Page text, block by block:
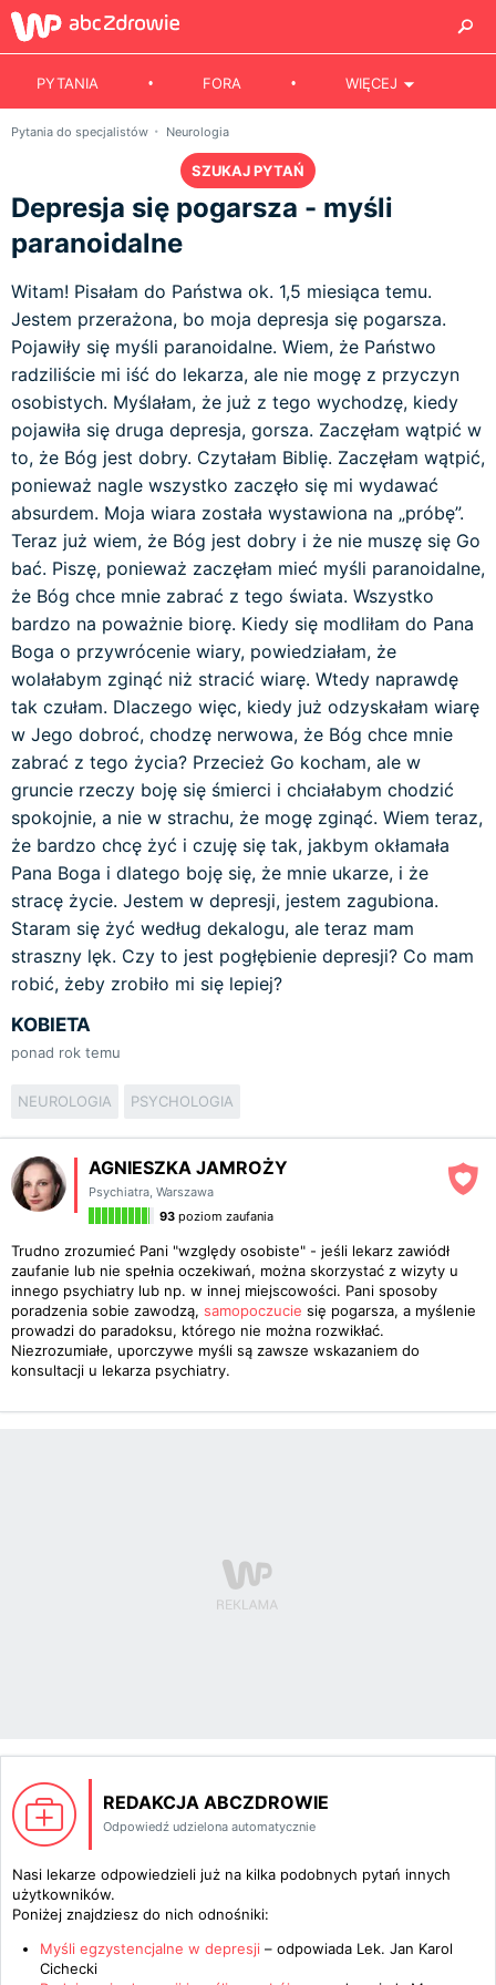
PYTANIA FORA WIĘCEJ
Pytania do specjalistów Neurologia
SZUKAJ PYTAŃ
Depresja się pogarsza - myśli
paranoidalne
Witam! Pisałam do Państwa ok. 1,5 miesiąca temu.
Jestem przerażona, bo moja depresja się pogarsza.
Pojawiły się myśli paranoidalne. Wiem, że Państwo
radziliście mi iść do lekarza, ale nie mogę z przyczyn
osobistych. Myślałam, że już z tego wychodzę, kiedy
pojawiła się druga depresja, gorsza. Zaczęłam wątpić w
to, że Bóg jest dobry. Czytałam Biblię. Zaczęłam wątpić,
ponieważ nagle wszystko zaczęło się mi wydawać
absurdem. Moja wiara została wystawiona na „próbę”.
Teraz już wiem, że Bóg jest dobry i że nie muszę się Go
bać. Piszę, ponieważ zaczęłam mieć myśli paranoidalne,
że Bóg chce mnie zabrać z tego świata. Wszystko
bardzo na poważnie biorę. Kiedy się modliłam do Pana
Boga o przywrócenie wiary, powiedziałam, że
wolałabym zginąć niż stracić wiarę. Wtedy naprawdę
tak czułam. Dlaczego więc, kiedy już odzyskałam wiarę
w Jego dobroć, chodzę nerwowa, że Bóg chce mnie
zabrać z tego życia? Przecież Go kocham, ale w
gruncie rzeczy boję się śmierci i chciałabym chodzić
spokojnie, a nie w strachu, że mogę zginąć. Wiem teraz,
że bardzo chcę żyć i czuję się tak, jakbym okłamała
Pana Boga i dlatego boję się, że mnie ukarze, i że
stracę życie. Jestem w depresji, jestem zagubiona.
Staram się żyć według dekalogu, ale teraz mam
straszny lęk. Czy to jest pogłębienie depresji? Co mam
robić, żeby zrobiło mi się lepiej?
KOBIETA
ponad rok temu
NEUROLOGIA PSYCHOLOGIA
AGNIESZKA JAMROŻY
Psychiatra, Warszawa
93 poziom zaufania
Trudno zrozumieć Pani "względy osobiste" - jeśli lekarz zawiódł
zaufanie lub nie spełnia oczekiwań, można skorzystać z wizyty u
innego psychiatry lub np. w innej miejscowości. Pani sposoby
poradzenia sobie zawodzą, samopoczucie się pogarsza, a myślenie
prowadzi do paradoksu, którego nie można rozwikłać.
Niezrozumiałe, uporczywe myśli są zawsze wskazaniem do
konsultacji u lekarza psychiatry.
REDAKCJA ABCZDROWIE
Odpowiedź udzielona automatycznie
Nasi lekarze odpowiedzieli już na kilka podobnych pytań innych
użytkowników.
Poniżej znajdziesz do nich odnośniki:
Myśli egzystencjalne w depresji – odpowiada Lek. Jan Karol
Cichecki